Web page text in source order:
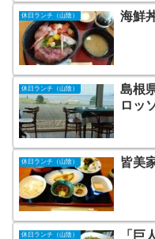
休日ランチ（山陰） 海鮮
休日ランチ（山陰）
島根
ロッ
休日ランチ（山陰） 皆美
休日ランチ（山陰）
「巨